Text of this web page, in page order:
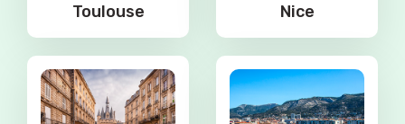
Toulouse
Nice